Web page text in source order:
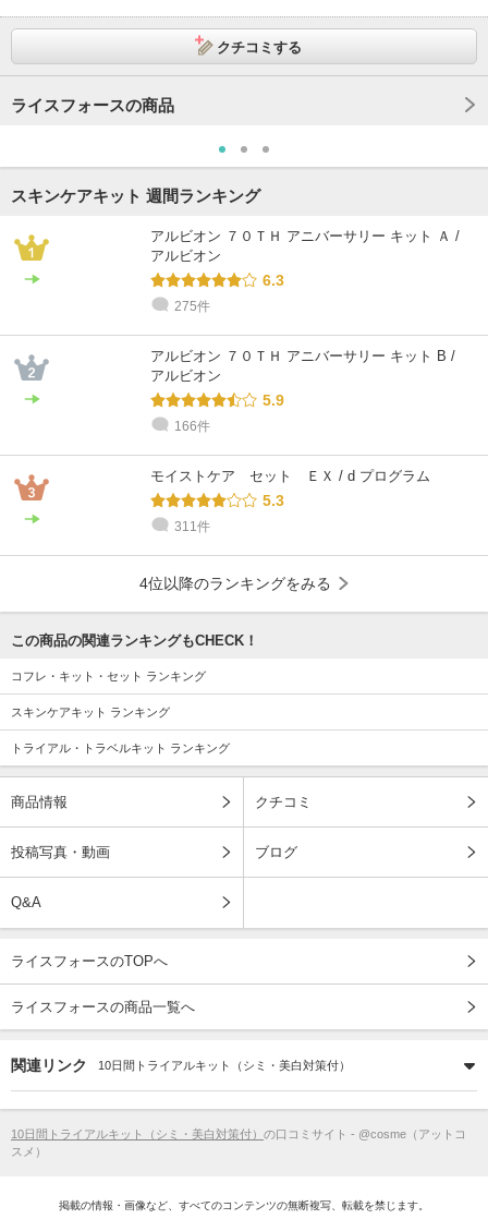
クチコミする
ライスフォースの商品
スキンケアキット 週間ランキング
アルビオン ７０ＴＨ アニバーサリー キット Ａ /
アルビオン
6.3
275件
アルビオン ７０ＴＨ アニバーサリー キット B /
アルビオン
5.9
166件
モイストケア セット ＥＸ / d プログラム
5.3
311件
4位以降のランキングをみる
この商品の関連ランキングもCHECK！
コフレ・キット・セット ランキング
スキンケアキット ランキング
トライアル・トラベルキット ランキング
商品情報 クチコミ
投稿写真・動画 ブログ
Q&A
ライスフォースのTOPへ
ライスフォースの商品一覧へ
関連リンク 10日間トライアルキット（シミ・美白対策付）
10日間トライアルキット（シミ・美白対策付） の口コミサイト - @cosme（アットコ
スメ）
掲載の情報・画像など、すべてのコンテンツの無断複写、転載を禁じます。